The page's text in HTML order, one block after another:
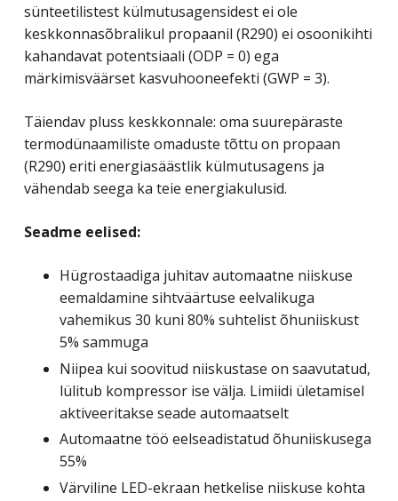
sünteetilistest külmutusagensidest ei ole
keskkonnasõbralikul propaanil (R290) ei osoonikihti
kahandavat potentsiaali (ODP = 0) ega
märkimisväärset kasvuhooneefekti (GWP = 3).
Täiendav pluss keskkonnale: oma suurepäraste
termodünaamiliste omaduste tõttu on propaan
(R290) eriti energiasäästlik külmutusagens ja
vähendab seega ka teie energiakulusid.
Seadme eelised:
Hügrostaadiga juhitav automaatne niiskuse
eemaldamine sihtväärtuse eelvalikuga
vahemikus 30 kuni 80% suhtelist õhuniiskust
5% sammuga
Niipea kui soovitud niiskustase on saavutatud,
lülitub kompressor ise välja. Limiidi ületamisel
aktiveeritakse seade automaatselt
Automaatne töö eelseadistatud õhuniiskusega
55%
Värviline LED-ekraan hetkelise niiskuse kohta